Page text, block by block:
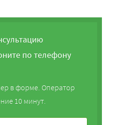
по телефону
в форме. Оператор
10 минут.